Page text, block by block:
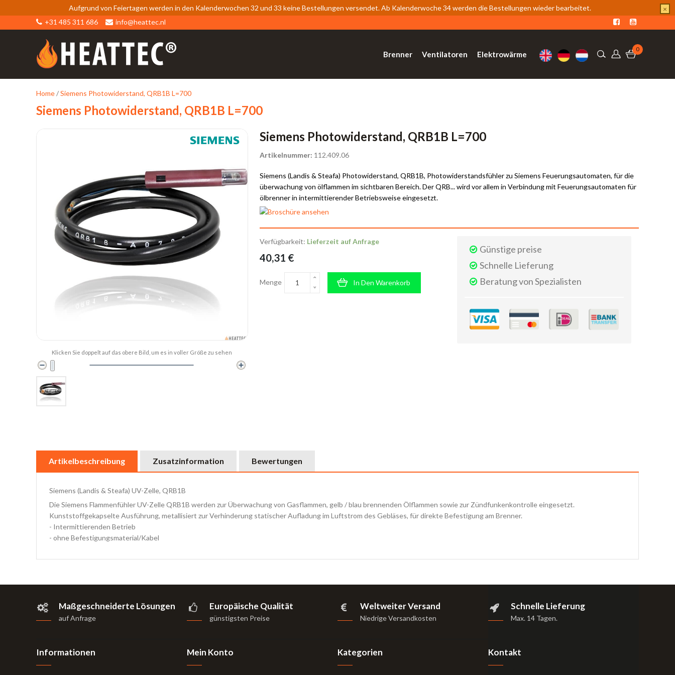
Aufgrund von Feiertagen werden in den Kalenderwochen 32 und 33 keine Bestellungen versendet. Ab Kalenderwoche 34 werden die Bestellungen wieder bearbeitet.
×
+31 485 311 686
info@heattec.nl
0
Brenner Ventilatoren Elektrowärme
Home/Siemens Photowiderstand, QRB1B L=700
Siemens Photowiderstand, QRB1B L=700
Klicken Sie doppelt auf das obere Bild, um es in voller Größe zu sehen
Siemens Photowiderstand, QRB1B L=700
Artikelnummer: 112.409.06
Siemens (Landis & Steafa) Photowiderstand, QRB1B, Photowiderstandsfühler zu Siemens Feuerungsautomaten, für die
überwachung von ölflammen im sichtbaren Bereich. Der QRB... wird vor allem in Verbindung mit Feuerungsautomaten für
ölbrenner in intermittierender Betriebsweise eingesetzt.
Verfügbarkeit: Lieferzeit auf Anfrage
40,31 €
Menge In Den Warenkorb
Günstige preise
Schnelle Lieferung
Beratung von Spezialisten
Artikelbeschreibung Zusatzinformation Bewertungen
Siemens (Landis & Steafa) UV-Zelle, QRB1B
Die Siemens Flammenfühler UV-Zelle QRB1B werden zur Überwachung von Gasflammen, gelb / blau brennenden Ölflammen sowie zur Zündfunkenkontrolle eingesetzt.
Kunststoffgekapselte Ausführung, metallisiert zur Verhinderung statischer Aufladung im Luftstrom des Gebläses, für direkte Befestigung am Brenner.
- Intermittierenden Betrieb
- ohne Befestigungsmaterial/Kabel
Maßgeschneiderte Lösungen
auf Anfrage
Europäische Qualität
günstigsten Preise
Weltweiter Versand
Niedrige Versandkosten
Schnelle Lieferung
Max. 14 Tagen.
Informationen Mein Konto Kategorien Kontakt